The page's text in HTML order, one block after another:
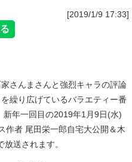
[2019/1/9 17:33]
さんまさんと強烈キャラの評論
繰り広げているバラエティー番
年一回目の2019年1月9日(水)
作者 尾田栄一郎自宅大公開＆木
送されます。